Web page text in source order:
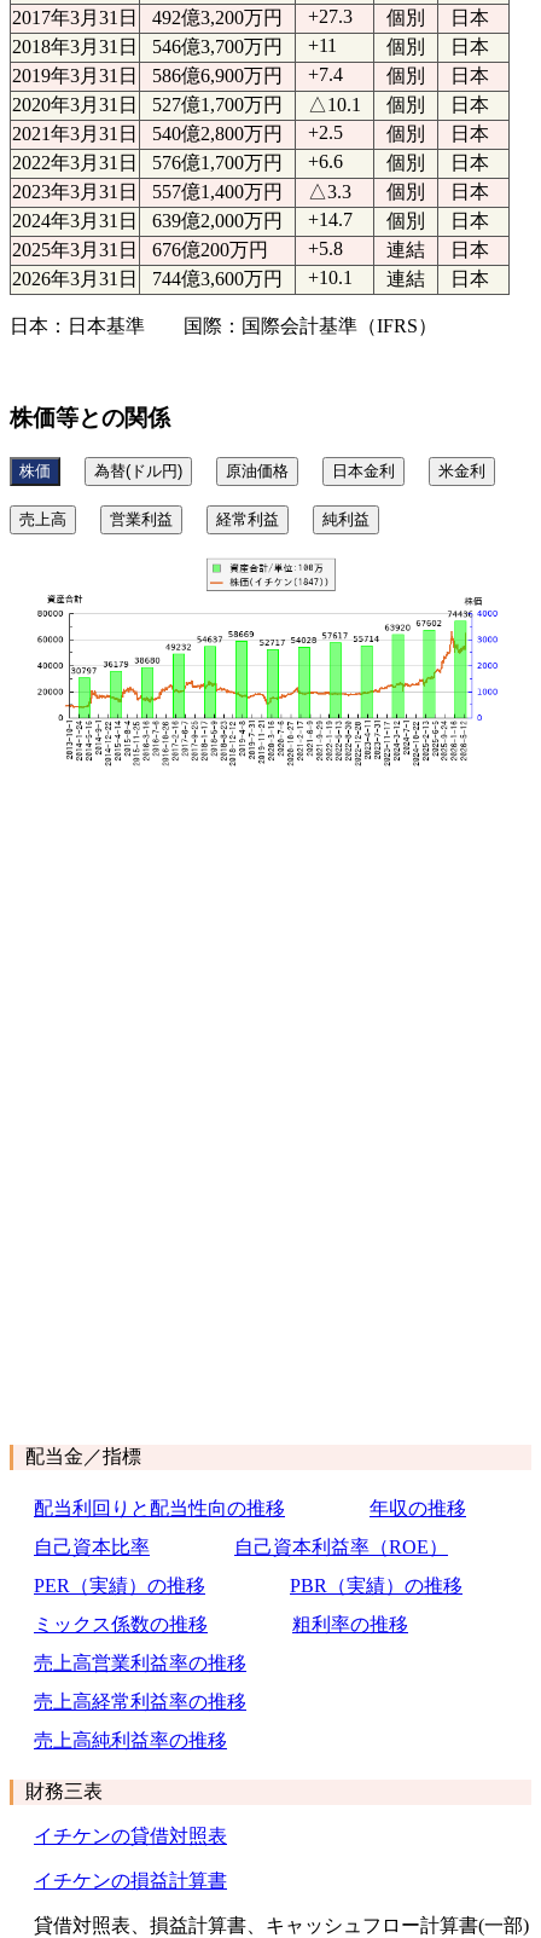
2017年3月31日
492億3,200万円 +27.3 個別
日本
2018年3月31日
546億3,700万円 +11 個別
日本
2019年3月31日
586億6,900万円 +7.4 個別
日本
2020年3月31日
527億1,700万円 △10.1 個別
日本
2021年3月31日
540億2,800万円 +2.5 個別
日本
2022年3月31日
576億1,700万円 +6.6 個別
日本
2023年3月31日
557億1,400万円 △3.3 個別
日本
2024年3月31日
639億2,000万円 +14.7 個別
日本
2025年3月31日
676億200万円 +5.8 連結
日本
2026年3月31日
744億3,600万円 +10.1 連結 日本
日本：日本基準 国際：国際会計基準（IFRS）
株価等との関係
株価 為替(ドル円) 原油価格 日本金利 米金利
売上高 営業利益 経常利益 純利益
配当金／指標
配当利回りと配当性向の推移
年収の推移
自己資本比率
自己資本利益率（ROE）
PER（実績）の推移
PBR（実績）の推移
ミックス係数の推移
粗利率の推移
売上高営業利益率の推移
売上高経常利益率の推移
売上高純利益率の推移
財務三表
イチケンの貸借対照表
イチケンの損益計算書
貸借対照表、損益計算書、キャッシュフロー計算書(一部)